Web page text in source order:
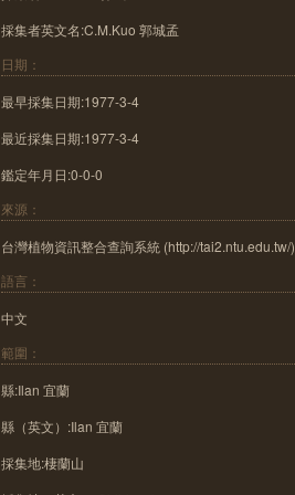
採集者英文名:C.M.Kuo 郭城孟
日期：
最早採集日期:1977-3-4
最近採集日期:1977-3-4
鑑定年月日:0-0-0
來源：
台灣植物資訊整合查詢系統 (http://tai2.ntu.edu.tw/)
語言：
中文
範圍：
縣:Ilan 宜蘭
縣（英文）:Ilan 宜蘭
採集地:棲蘭山